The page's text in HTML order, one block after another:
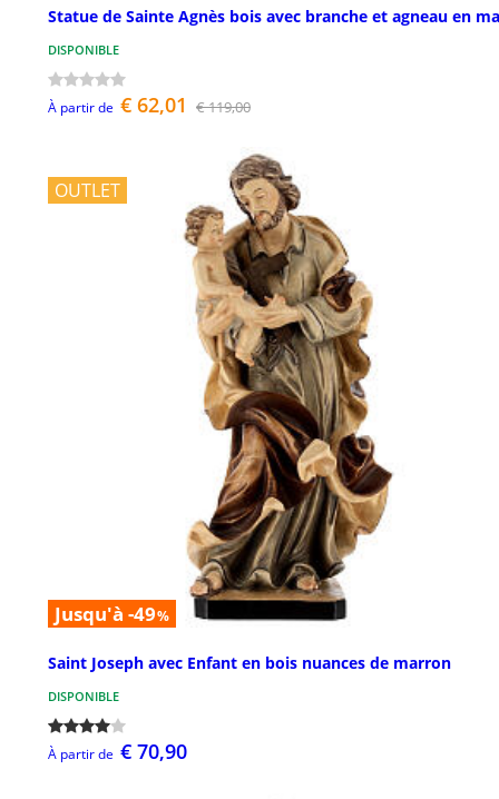
Statue de Sainte Agnès bois avec branche et agneau en
DISPONIBLE
À partir de € 62,01 € 119,00
OUTLET
Jusqu'à -49%
Saint Joseph avec Enfant en bois nuances de marron
DISPONIBLE
À partir de € 70,90